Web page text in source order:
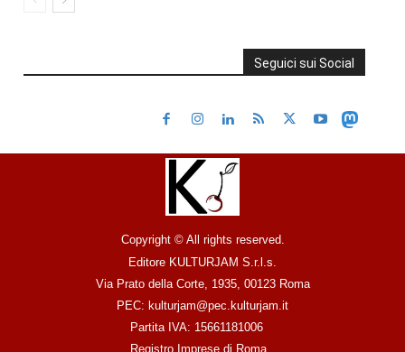
Seguici sui Social
Copyright © All rights reserved.
Editore KULTURJAM S.r.l.s.
Via Prato della Corte, 1935, 00123 Roma
PEC: kulturjam@pec.kulturjam.it
Partita IVA: 15661181006
Registro Imprese di Roma